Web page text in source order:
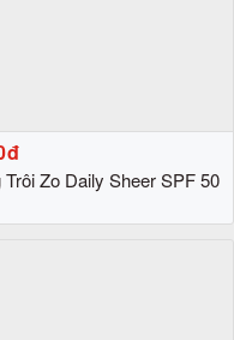
Zo Daily Sheer SPF 50